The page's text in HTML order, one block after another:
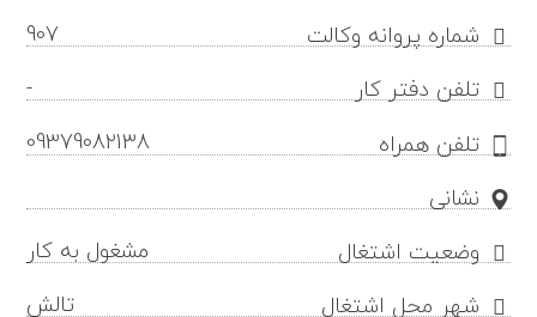
شماره پروانه وکالت
907
تلفن دفتر کار
-
تلفن همراه
09379082138
نشانی
وضعیت اشتغال
مشغول به کار
شهر محل اشتغال
تالش